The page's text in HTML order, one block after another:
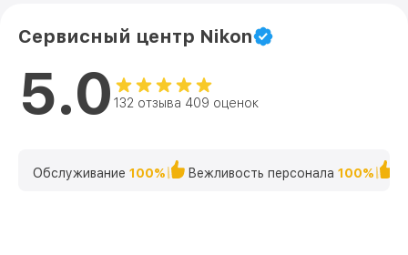
Сервисный центр Nikon
5.0 132 отзыва 409 оценок
Обслуживание 100% Вежливость персонала 100%